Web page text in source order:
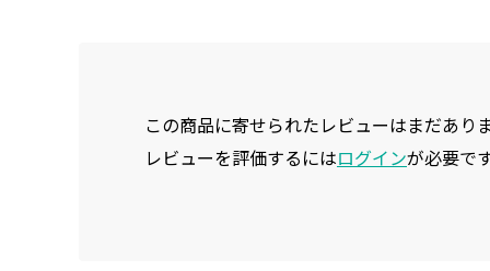
この商品に寄せられたレビューはまだあり
レビューを評価するにはログインが必要です